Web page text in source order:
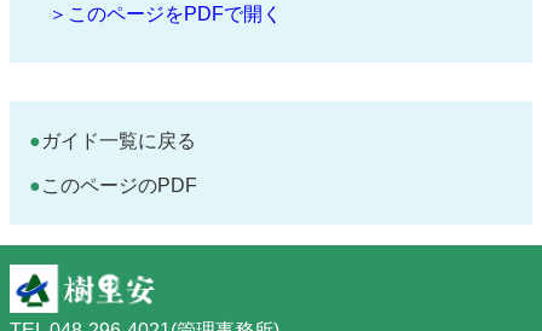
＞このページをPDFで開く
ガイド一覧に戻る
このページのPDF